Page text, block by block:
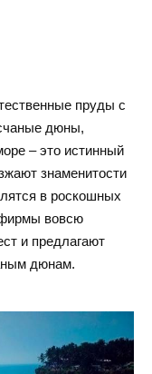
пруды с
дюны,
– это истинный
знаменитости
в роскошных
вовсю
и предлагают
дюнам.